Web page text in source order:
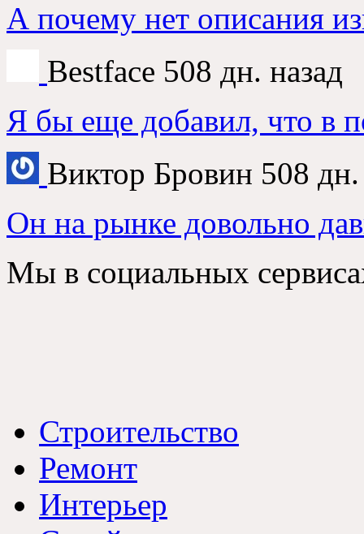
А почему нет описания
Bestface 508 дн. назад
Я бы еще добавил, что в
Виктор Бровин 508 дн.
Он на рынке довольно
Мы в социальных
Строительство
Ремонт
Интерьер